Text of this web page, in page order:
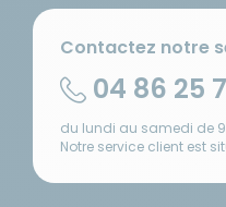
Contactez notre
04 86 25
du lundi au samedi de
Notre service client est